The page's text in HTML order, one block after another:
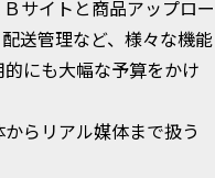
サイトと商品アップロー
送管理など、様々な機能
にも大幅な予算をかけ